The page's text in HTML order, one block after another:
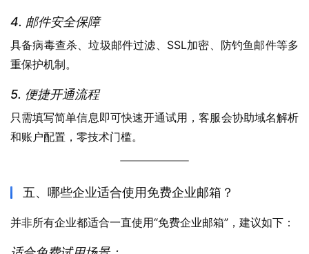
4. 邮件安全保障
具备病毒查杀、垃圾邮件过滤、SSL加密、防钓鱼邮件等多
重保护机制。
5. 便捷开通流程
只需填写简单信息即可快速开通试用，客服会协助域名解析
和账户配置，零技术门槛。
五、哪些企业适合使用免费企业邮箱？
并非所有企业都适合一直使用“免费企业邮箱”，建议如下：